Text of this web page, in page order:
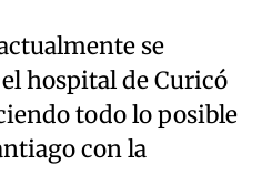
se
hospital de Curicó
todo lo posible
con la